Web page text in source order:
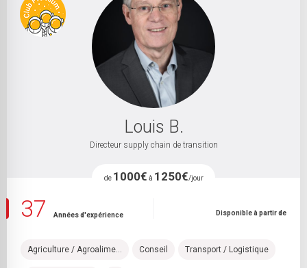
Louis B.
Directeur supply chain de transition
de 1000€ à 1250€/jour
37 Années d'expérience Disponible à partir de
Agriculture / Agroalime... Conseil Transport / Logistique